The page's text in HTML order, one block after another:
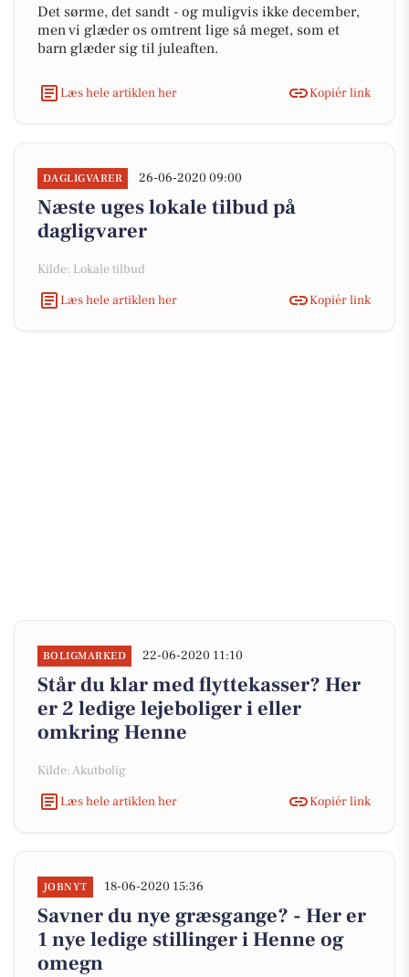
Det sørme, det sandt - og muligvis ikke december,
men vi glæder os omtrent lige så meget, som et
barn glæder sig til juleaften.
Læs hele artiklen her Kopiér link
DAGLIGVARER 26-06-2020 09:00
Næste uges lokale tilbud på
dagligvarer
Kilde: Lokale tilbud
Læs hele artiklen her
Kopiér link
BOLIGMARKED 22-06-2020 11:10
Står du klar med flyttekasser? Her
er 2 ledige lejeboliger i eller
omkring Henne
Kilde: Akutbolig
Læs hele artiklen her
Kopiér link
JOBNYT 18-06-2020 15:36
Savner du nye græsgange? - Her er
1 nye ledige stillinger i Henne og
omegn